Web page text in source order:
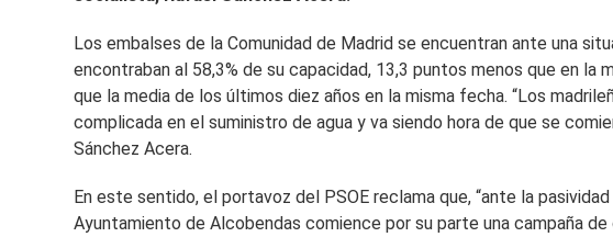
Los embalses de la Comunidad de Madrid se encuentran ante una
encontraban al 58,3% de su capacidad, 13,3 puntos menos que en la
que la media de los últimos diez años en la misma fecha. “Los
complicada en el suministro de agua y va siendo hora de que se
Sánchez Acera.
En este sentido, el portavoz del PSOE reclama que, “ante la
Ayuntamiento de Alcobendas comience por su parte una campaña